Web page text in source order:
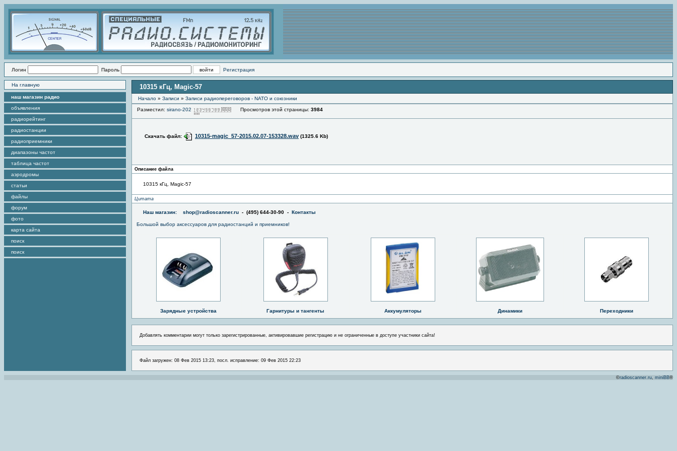
Логин Пароль Регистрация
На главную
наш магазин радио
объявления
радиорейтинг
радиостанции
радиоприемники
диапазоны частот
таблица частот
аэродромы
статьи
файлы
форум
фото
карта сайта
поиск
поиск
10315 кГц, Magic-57
Начало » Записи » Записи радиопереговоров - NATO и союзники
Разместил: sirano-202 Просмотров этой страницы: 3984
Скачать файл: 10315-magic_57-2015.02.07-153328.wav (1325.6 Kb)
Описание файла
10315 кГц, Magic-57
Цитата
Наш магазин: shop@radioscanner.ru - (495) 644-30-90 - Контакты
Большой выбор аксессуаров для радиостанций и приемников!
Зарядные устройства Гарнитуры и тангенты Аккумуляторы Динамики Переходники
Добавлять комментарии могут только зарегистрированные, активировавшие регистрацию и не ограниченные в доступе участники сайта!
Файл загружен: 08 Фев 2015 13:23, посл. исправление: 09 Фев 2015 22:23
©radioscanner.ru, miniBB®